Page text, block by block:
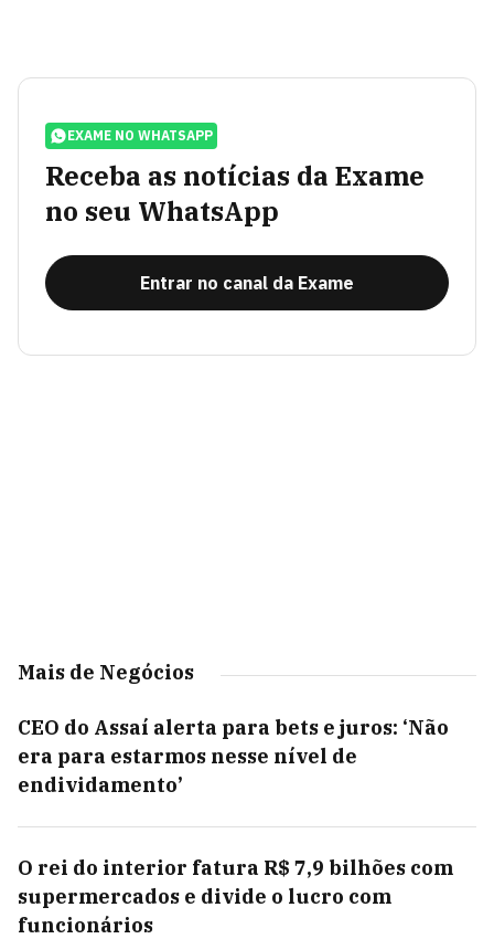
EXAME NO WHATSAPP
Receba as notícias da Exame
no seu WhatsApp
Entrar no canal da Exame
Mais de Negócios
CEO do Assaí alerta para bets e juros: ‘Não
era para estarmos nesse nível de
endividamento’
O rei do interior fatura R$ 7,9 bilhões com
supermercados e divide o lucro com
funcionários